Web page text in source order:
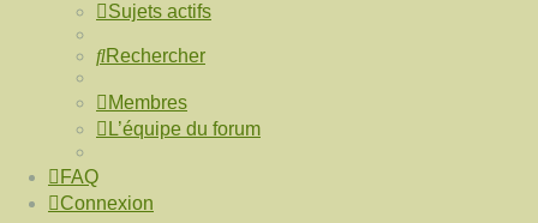
Sujets actifs
Rechercher
Membres
L’équipe du forum
FAQ
Connexion